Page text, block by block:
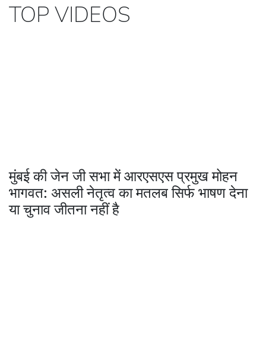
TOP VIDEOS
मुंबई की जेन जी सभा में आरएसएस प्रमुख मोहन
भागवत: असली नेतृत्व का मतलब सिर्फ भाषण देना
या चुनाव जीतना नहीं है